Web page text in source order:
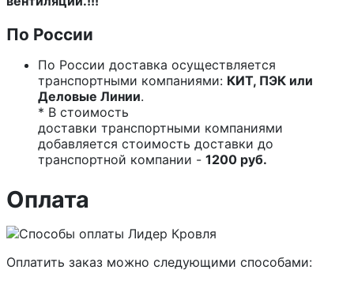
По России
По России доставка осуществляется
транспортными компаниями: КИТ, ПЭК или
Деловые Линии.
* В стоимость
доставки транспортными компаниями
добавляется стоимость доставки до
транспортной компании - 1200 руб.
Оплата
Оплатить заказ можно следующими способами: